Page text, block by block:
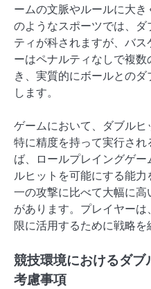
ームの文脈やルールに大
のようなスポーツでは、
ティが科されますが、バ
ーはペナルティなしで複
き、実質的にボールとの
します。
ゲームにおいて、ダブルヒ
特に精度を持って実行され
ば、ロールプレイングゲ
ルヒットを可能にする能
一の攻撃に比べて大幅に
があります。プレイヤー
限に活用するために戦略を
競技環境におけるダ
考慮事項